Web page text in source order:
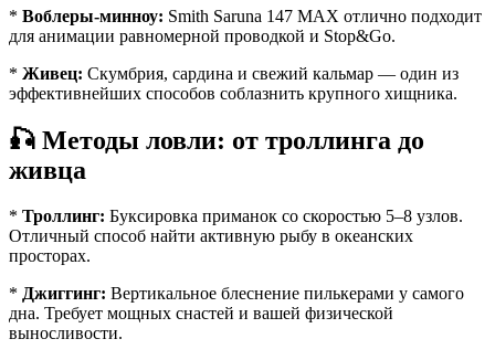
* Воблеры-минноу: Smith Saruna 147 MAX отлично подходит
для анимации равномерной проводкой и Stop&Go.
* Живец: Скумбрия, сардина и свежий кальмар — один из
эффективнейших способов соблазнить крупного хищника.
🎣 Методы ловли: от троллинга до
живца
* Троллинг: Буксировка приманок со скоростью 5–8 узлов.
Отличный способ найти активную рыбу в океанских
просторах.
* Джиггинг: Вертикальное блеснение пилькерами у самого
дна. Требует мощных снастей и вашей физической
выносливости.